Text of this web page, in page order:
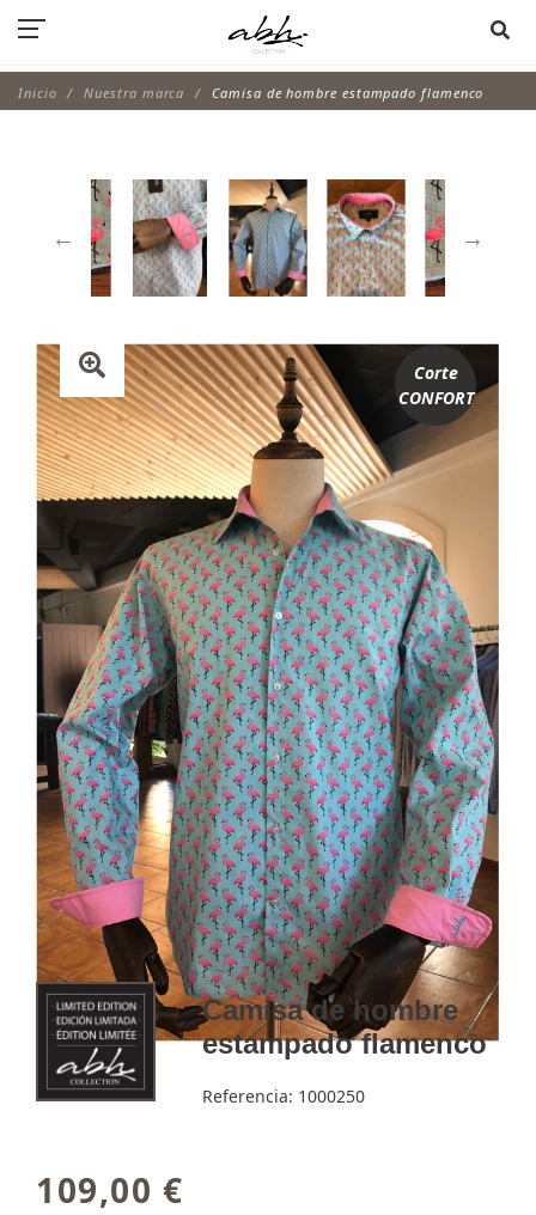
Inicio Nuestra marca Camisa de hombre estampado flamenco
Corte
CONFORT
Camisa de hombre
estampado flamenco
Referencia: 1000250
109,00 €